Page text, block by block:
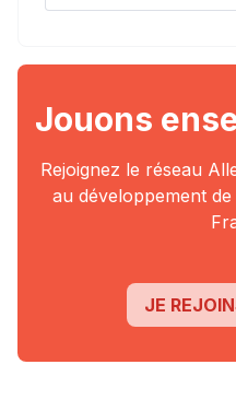
Jouons
Rejoignez le réseau
au développement
JE